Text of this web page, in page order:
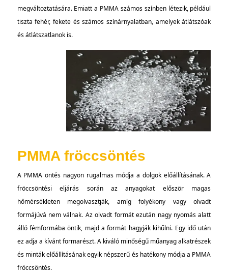
megváltoztatására. Emiatt a PMMA számos színben létezik, például
tiszta fehér, fekete és számos színárnyalatban, amelyek átlátszóak
és átlátszatlanok is.
PMMA fröccsöntés
A PMMA öntés nagyon rugalmas módja a dolgok előállításának. A
fröccsöntési eljárás során az anyagokat először magas
hőmérsékleten megolvasztják, amíg folyékony vagy olvadt
formájúvá nem válnak. Az olvadt formát ezután nagy nyomás alatt
álló fémformába öntik, majd a formát hagyják kihűlni. Egy idő után
ez adja a kívánt formarészt. A kiváló minőségű műanyag alkatrészek
és minták előállításának egyik népszerű és hatékony módja a PMMA
fröccsöntés.